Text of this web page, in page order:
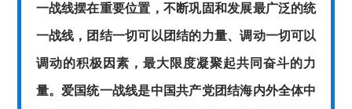
一战线摆在重要位置，不断巩固和发展最广泛的统
一战线，团结一切可以团结的力量、调动一切可以
调动的积极因素，最大限度凝聚起共同奋斗的力
量。爱国统一战线是中国共产党团结海内外全体中